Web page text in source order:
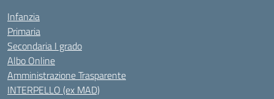
Infanzia
Primaria
Secondaria I grado
Albo Online
Amministrazione Trasparente
INTERPELLO (ex MAD)